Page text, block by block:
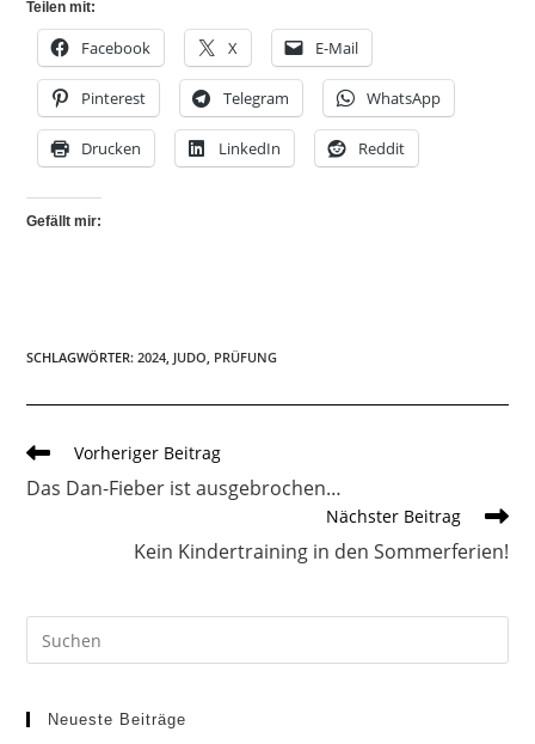
Teilen mit:
Facebook X E-Mail
Pinterest Telegram WhatsApp
Drucken LinkedIn Reddit
Gefällt mir:
SCHLAGWÖRTER:2024, JUDO, PRÜFUNG
Weitere
ansehen
Vorheriger Beitrag
Das Dan-Fieber ist ausgebrochen…
Nächster Beitrag
Kein Kindertraining in den Sommerferien!
Neueste Beiträge